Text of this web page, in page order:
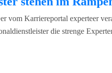
vom Karriereportal experteer
die strenge